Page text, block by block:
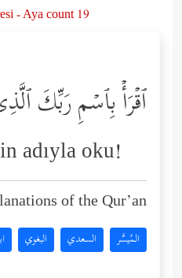
- Aya count 19
ٱقۡرَأۡ بِٱسۡمِ رَبِّكَ
adıyla oku!
of the Qur’an:
المُيسَّر السعدي البغوي